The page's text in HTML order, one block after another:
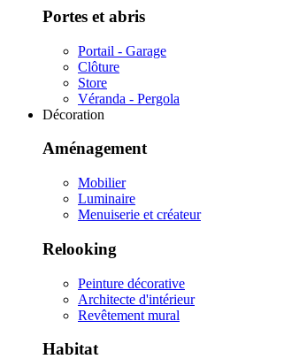
Portes et abris
Portail - Garage
Clôture
Store
Véranda - Pergola
Décoration
Aménagement
Mobilier
Luminaire
Menuiserie et créateur
Relooking
Peinture décorative
Architecte d'intérieur
Revêtement mural
Habitat